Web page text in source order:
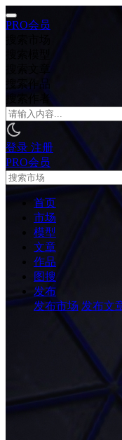
PRO会员
搜索文章
搜索作品
搜索作者
登录 注册
PRO会员
首页
市场
模型
文章
作品
图搜
发布
发布市场 发布文